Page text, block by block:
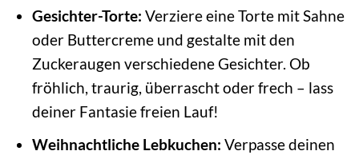
Gesichter-Torte: Verziere eine Torte mit Sahne
oder Buttercreme und gestalte mit den
Zuckeraugen verschiedene Gesichter. Ob
fröhlich, traurig, überrascht oder frech – lass
deiner Fantasie freien Lauf!
Weihnachtliche Lebkuchen: Verpasse deinen